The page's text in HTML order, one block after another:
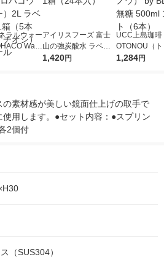
ラルウォー
Wate
ォータ
アイリスフーズ 富士
山の強炭酸水 ラベル
レス 500ml 1箱（24
1,420円
UCC上島珈琲
OTONOU（
ウ） by
1,284円
の素材感が美しい鏡面仕上げの取手で
用します。●セット内容：●スプリン
2個付
（SUS304）